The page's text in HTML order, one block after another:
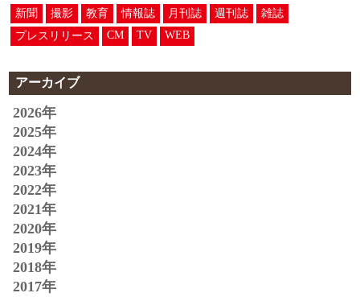
新聞 撮影 教育 情報誌 月刊誌 週刊誌
雑誌
プレスリリース
CM TV WEB
アーカイブ
2026年
2025年
2024年
2023年
2022年
2021年
2020年
2019年
2018年
2017年